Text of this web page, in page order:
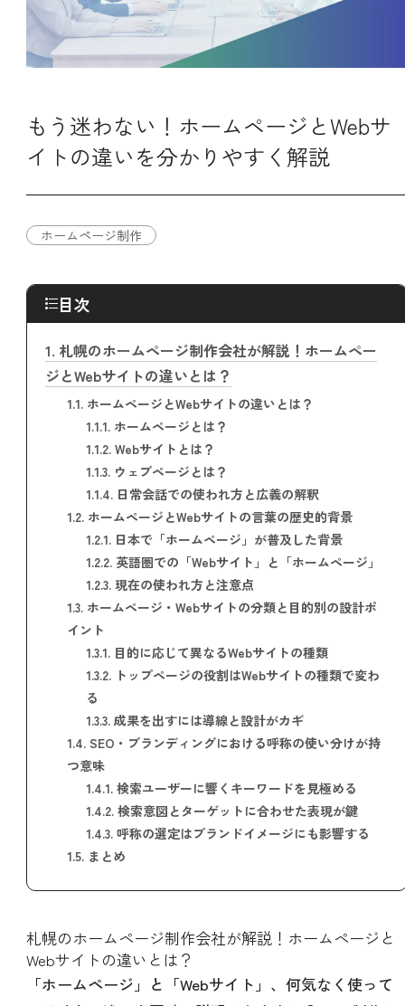
もう迷わない！ホームページとWebサ
イトの違いを分かりやすく解説
ホームページ制作
目次
1. 札幌のホームページ制作会社が解説！ホームペー
ジとWebサイトの違いとは？
1.1.ホームページとWebサイトの違いとは？
1.1.1.ホームページとは？
1.1.2.Webサイトとは？
1.1.3.ウェブページとは？
1.1.4.日常会話での使われ方と広義の解釈
1.2.ホームページとWebサイトの言葉の歴史的背景
1.2.1.日本で「ホームページ」が普及した背景
1.2.2.英語圏での「Webサイト」と「ホームページ」
1.2.3.現在の使われ方と注意点
1.3.ホームページ・Webサイトの分類と目的別の設計ポ
イント
1.3.1.目的に応じて異なるWebサイトの種類
1.3.2.トップページの役割はWebサイトの種類で変わ
る
1.3.3.成果を出すには導線と設計がカギ
1.4.SEO・ブランディングにおける呼称の使い分けが持
つ意味
1.4.1.検索ユーザーに響くキーワードを見極める
1.4.2.検索意図とターゲットに合わせた表現が鍵
1.4.3.呼称の選定はブランドイメージにも影響する
1.5.まとめ
札幌のホームページ制作会社が解説！ホームページと
Webサイトの違いとは？
「ホームページ」と「Webサイト」、何気なく使って